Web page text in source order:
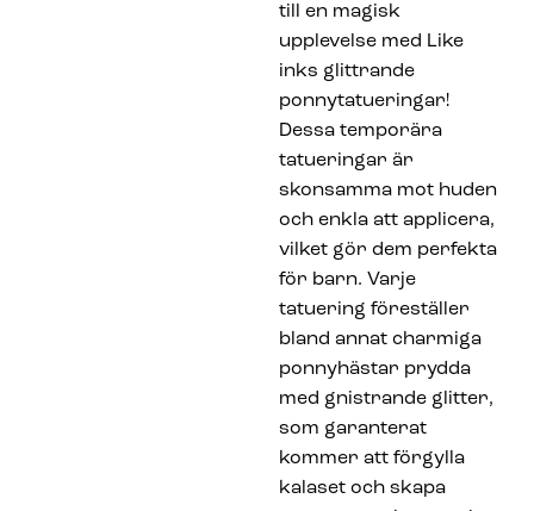
till en magisk
upplevelse med Like
inks glittrande
ponnytatueringar!
Dessa temporära
tatueringar är
skonsamma mot huden
och enkla att applicera,
vilket gör dem perfekta
för barn. Varje
tatuering föreställer
bland annat charmiga
ponnyhästar prydda
med gnistrande glitter,
som garanterat
kommer att förgylla
kalaset och skapa